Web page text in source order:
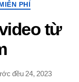
PHÍ
từ
đều 24, 2023